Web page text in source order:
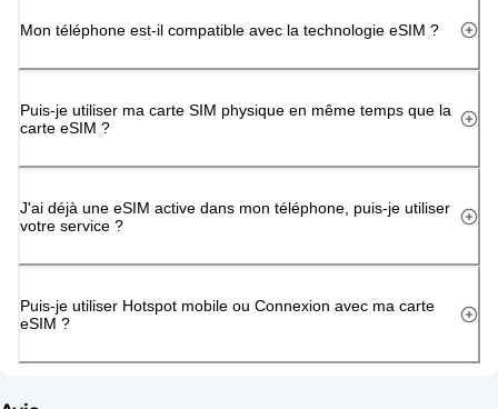
Mon téléphone est-il compatible avec la technologie eSIM ?
Puis-je utiliser ma carte SIM physique en même temps que la
carte eSIM ?
J'ai déjà une eSIM active dans mon téléphone, puis-je utiliser
votre service ?
Puis-je utiliser Hotspot mobile ou Connexion avec ma carte
eSIM ?